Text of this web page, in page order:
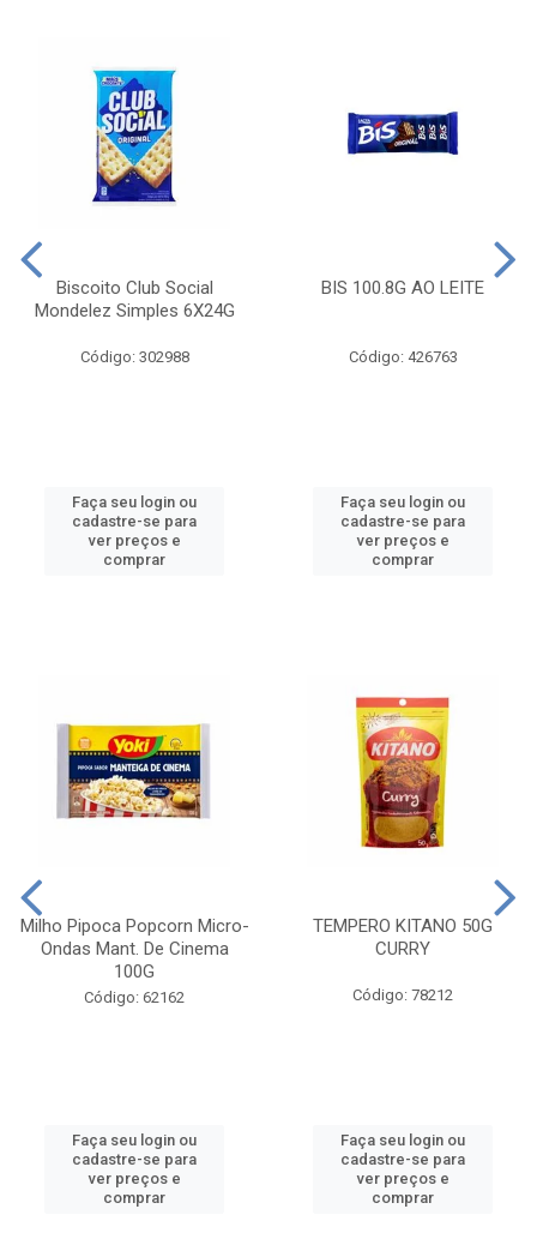
Biscoito Club Social
Mondelez Simples 6X24G
Código: 302988
Faça seu login ou
cadastre-se para
ver preços e
comprar
BIS 100.8G AO LEITE
Código: 426763
Faça seu login ou
cadastre-se para
ver preços e
comprar
Milho Pipoca Popcorn Micro-
Ondas Mant. De Cinema
100G
Código: 62162
Faça seu login ou
cadastre-se para
ver preços e
comprar
TEMPERO KITANO 50G
CURRY
Código: 78212
Faça seu login ou
cadastre-se para
ver preços e
comprar